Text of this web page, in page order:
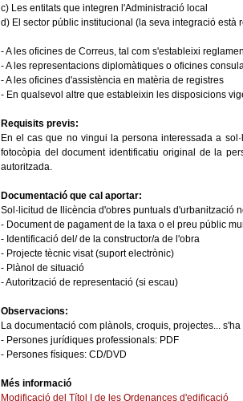
c) Les entitats que integren l'Administració local
d) El sector públic institucional (la seva integració
- A les oficines de Correus, tal com s'estableixi
- A les representacions diplomàtiques o oficines
- A les oficines d'assistència en matèria de registres
- En qualsevol altre que estableixin les disposicions
Requisits previs:
En el cas que no vingui la persona interessada a
fotocòpia del document identificatiu original de la
autoritzada.
Documentació que cal aportar:
Sol·licitud de llicència d'obres puntuals d'urbanització
- Document de pagament de la taxa o el preu públic
- Identificació del/ de la constructor/a de l'obra
- Projecte tècnic visat (suport electrònic)
- Plànol de situació
- Autorització de representació (si escau)
Observacions:
La documentació com plànols, croquis, projectes...
- Persones jurídiques professionals: PDF
- Persones físiques: CD/DVD
Més informació
Modificació del Títol I de les Ordenances d'edificació